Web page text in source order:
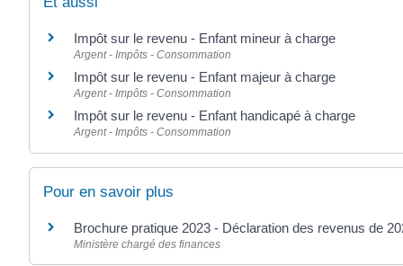
Impôt sur le revenu - Enfant mineur à charge
Argent - Impôts - Consommation
Impôt sur le revenu - Enfant majeur à charge
Argent - Impôts - Consommation
Impôt sur le revenu - Enfant handicapé à charge
Argent - Impôts - Consommation
Pour en savoir plus
Brochure pratique 2023 - Déclaration des revenus de
Ministère chargé des finances